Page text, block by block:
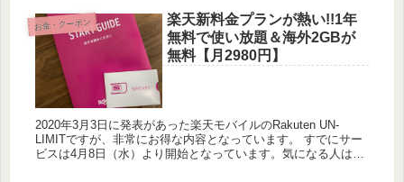
お金・クーポン
楽天新料金プランが熱い!!1年
無料で使い放題＆海外2GBが
無料【月2980円】
2020年3月3日に発表があった楽天モバイルのRakuten UN-
LIMITですが、非常にお得な内容となっています。 すでにサー
ビスは4月8日（水）より開始となっています。気になる人は是